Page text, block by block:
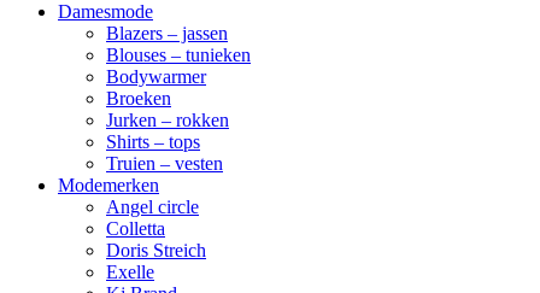
Damesmode
Blazers – jassen
Blouses – tunieken
Bodywarmer
Broeken
Jurken – rokken
Shirts – tops
Truien – vesten
Modemerken
Angel circle
Colletta
Doris Streich
Exelle